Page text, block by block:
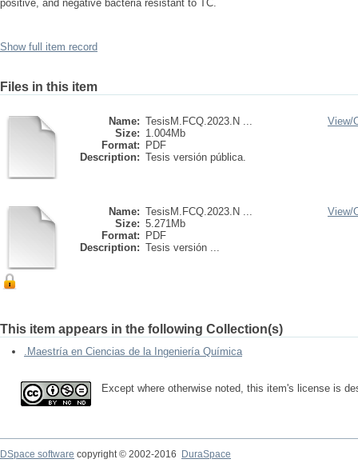
positive, and negative bacteria resistant to TC.
Show full item record
Files in this item
Name: TesisM.FCQ.2023.N ...
Size: 1.004Mb
Format:
PDF
Description: Tesis versión pública.
View/
Name: TesisM.FCQ.2023.N ...
Size: 5.271Mb
Format:
PDF
Description: Tesis versión ...
View/
This item appears in the following Collection(s)
.Maestría en Ciencias de la Ingeniería Química
Except where otherwise noted, this item's license is
DSpace software copyright © 2002-2016
DuraSpace